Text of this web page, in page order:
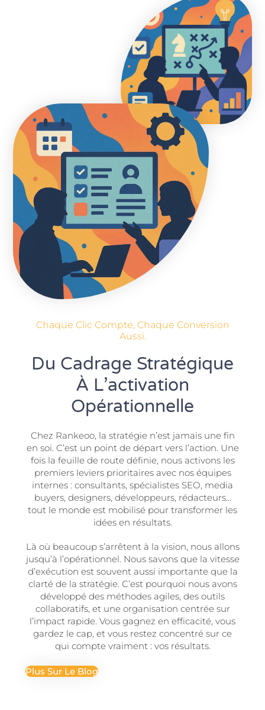
Chaque Clic Compte, Chaque Conversion
Aussi.
Du Cadrage Stratégique
À L’activation
Opérationnelle
Chez Rankeoo, la stratégie n’est jamais une fin
en soi. C’est un point de départ vers l’action. Une
fois la feuille de route définie, nous activons les
premiers leviers prioritaires avec nos équipes
internes : consultants, spécialistes SEO, media
buyers, designers, développeurs, rédacteurs…
tout le monde est mobilisé pour transformer les
idées en résultats.
Là où beaucoup s’arrêtent à la vision, nous allons
jusqu’à l’opérationnel. Nous savons que la vitesse
d’exécution est souvent aussi importante que la
clarté de la stratégie. C’est pourquoi nous avons
développé des méthodes agiles, des outils
collaboratifs, et une organisation centrée sur
l’impact rapide. Vous gagnez en efficacité, vous
gardez le cap, et vous restez concentré sur ce
qui compte vraiment : vos résultats.
Plus Sur Le Blog